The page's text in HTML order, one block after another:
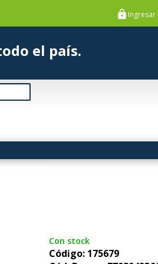
https Ingresar
a todo el
Con stock
Código: 175679